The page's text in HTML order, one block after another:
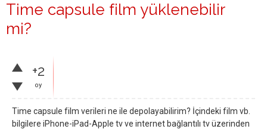
Time capsule film yüklenebilir
mi?
+2
oy
Time capsule film verileri ne ile depolayabilirim? İçindeki film vb.
bilgilere iPhone-iPad-Apple tv ve internet bağlantılı tv üzerinden